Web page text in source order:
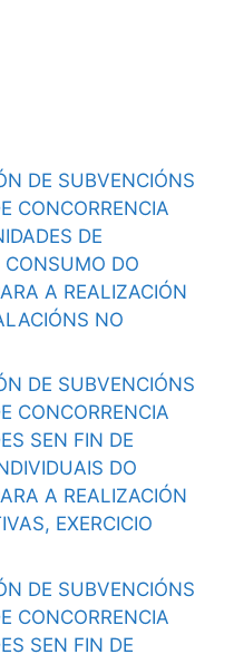
DE SUBVENCIÓNS
CONCORRENCIA
DE
DO
A REALIZACIÓN
NO
DE SUBVENCIÓNS
CONCORRENCIA
SEN FIN DE
DO
A REALIZACIÓN
EXERCICIO
DE SUBVENCIÓNS
CONCORRENCIA
SEN FIN DE